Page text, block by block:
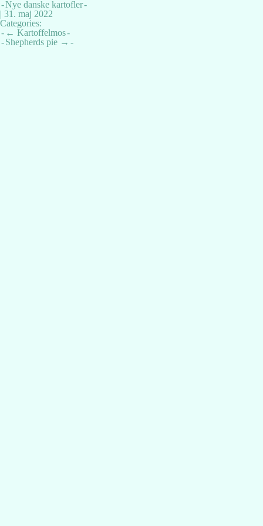
Nye danske kartofler
| 31. maj 2022
Categories:
Indlægsnavigation
← Kartoffelmos
Shepherds pie →